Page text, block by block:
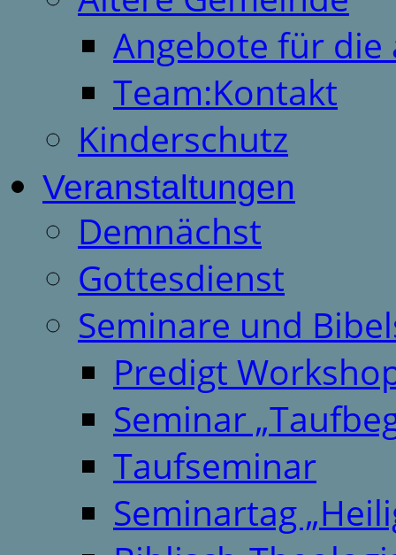
Angebote für
Team:Kontakt
Kinderschutz
Veranstaltungen
Demnächst
Gottesdienst
Seminare und
Predigt
Seminar
Taufseminar
Seminartag